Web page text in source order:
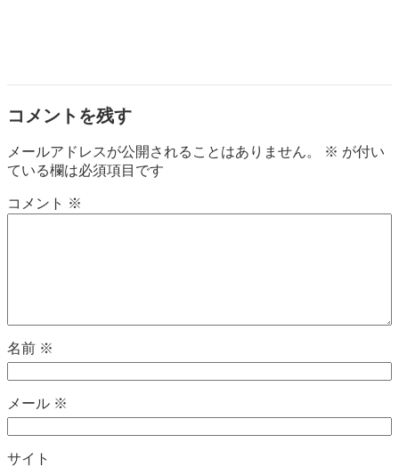
コメントを残す
メールアドレスが公開されることはありません。 ※ が付い
ている欄は必須項目です
コメント ※
名前 ※
メール ※
サイト